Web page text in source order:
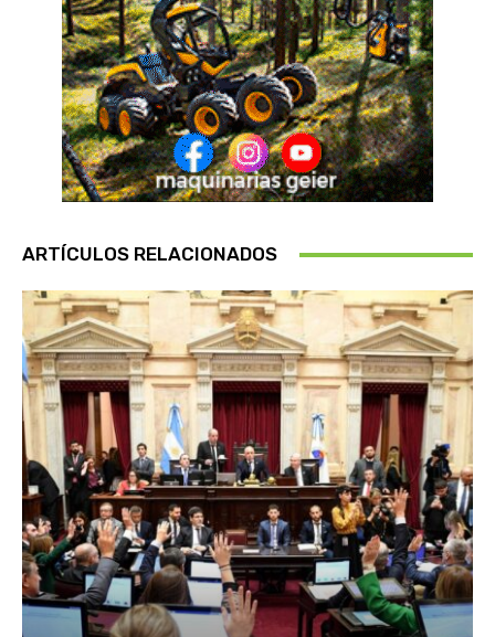
ARTÍCULOS RELACIONADOS